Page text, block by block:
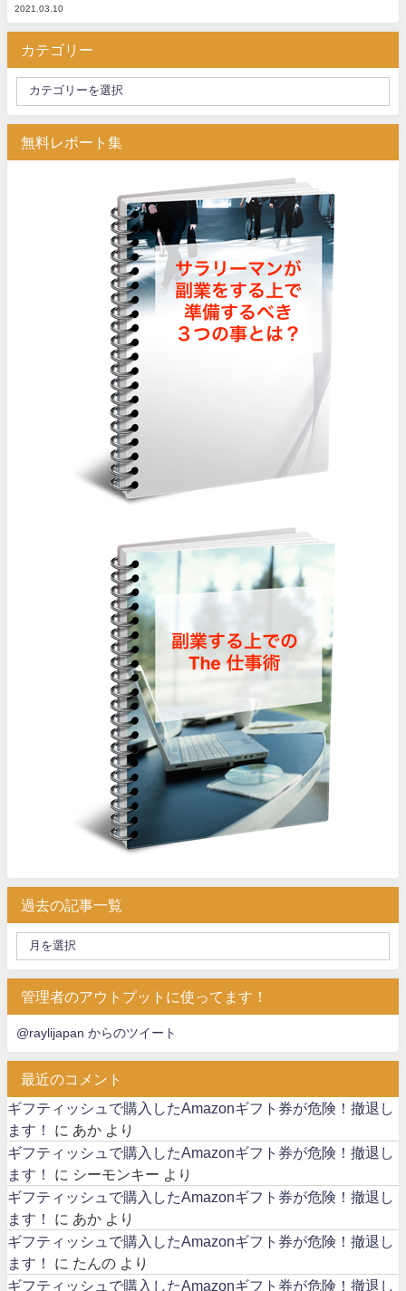
2021.03.10
カテゴリー
無料レポート集
過去の記事一覧
管理者のアウトプットに使ってます！
@raylijapan からのツイート
最近のコメント
ギフティッシュで購入したAmazonギフト券が危険！撤退し
ます！
に あか より
ギフティッシュで購入したAmazonギフト券が危険！撤退し
ます！
に シーモンキー より
ギフティッシュで購入したAmazonギフト券が危険！撤退し
ます！
に あか より
ギフティッシュで購入したAmazonギフト券が危険！撤退し
ます！
に たんの より
ギフティッシュで購入したAmazonギフト券が危険！撤退し